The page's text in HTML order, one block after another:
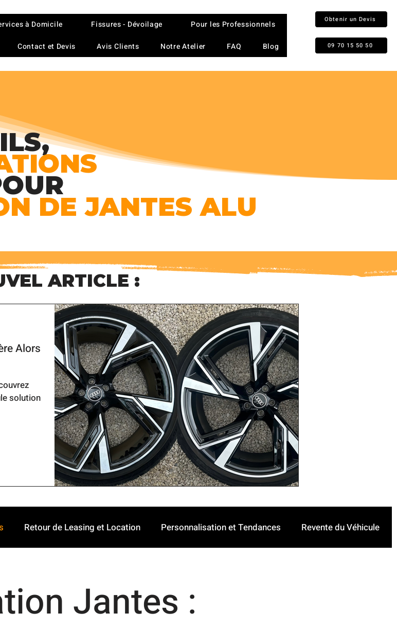
à Domicile Fissures - Dévoilage Pour les Professionnels
Contact et Devis Avis Clients Notre Atelier FAQ Blog
Obtenir un Devis
09 70 15 50 50
DE JANTES ALU
ARTICLE :
Alors
solution
Retour de Leasing et Location Personnalisation et Tendances Revente du Véhicule
Jantes :